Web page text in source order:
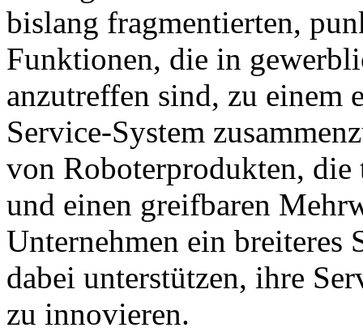
bislang fragmentierten,
Funktionen, die in
anzutreffen sind, zu einem
Service-System
von Roboterprodukten,
und einen greifbaren
Unternehmen ein breiteres
dabei unterstützen, ihre
zu innovieren.